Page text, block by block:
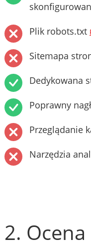
Plik robots.txt
Sitemapa
Dedykowana
Poprawny
Przeglądanie
Narzędzia
2. Ocena